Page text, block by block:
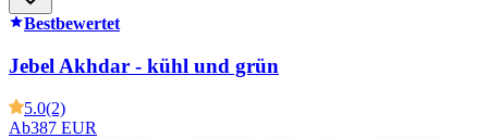
Bestbewertet
Jebel Akhdar - kühl und grün
5.0(2)
Ab387 EUR